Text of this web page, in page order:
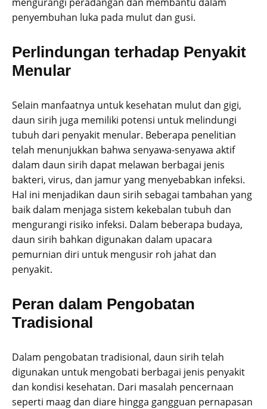
penyembuhan luka pada mulut dan gusi.
Perlindungan terhadap Penyakit
Menular
Selain manfaatnya untuk kesehatan mulut dan gigi,
daun sirih juga memiliki potensi untuk melindungi
tubuh dari penyakit menular. Beberapa penelitian
telah menunjukkan bahwa senyawa-senyawa aktif
dalam daun sirih dapat melawan berbagai jenis
bakteri, virus, dan jamur yang menyebabkan infeksi.
Hal ini menjadikan daun sirih sebagai tambahan yang
baik dalam menjaga sistem kekebalan tubuh dan
mengurangi risiko infeksi. Dalam beberapa budaya,
daun sirih bahkan digunakan dalam upacara
pemurnian diri untuk mengusir roh jahat dan
penyakit.
Peran dalam Pengobatan
Tradisional
Dalam pengobatan tradisional, daun sirih telah
digunakan untuk mengobati berbagai jenis penyakit
dan kondisi kesehatan. Dari masalah pencernaan
seperti maag dan diare hingga gangguan pernapasan